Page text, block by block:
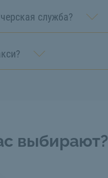
служба?
выбирают?